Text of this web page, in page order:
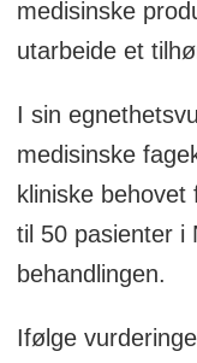
medisinske
utarbeide et
I sin
medisinske
kliniske
til 50 pasienter
behandlingen.
Ifølge